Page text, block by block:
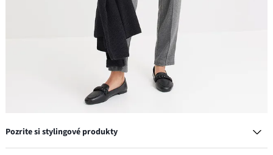
Pozrite si stylingové produkty